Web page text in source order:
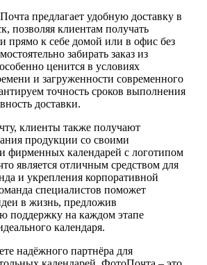
предлагает удобную доставку в
позволяя клиентам получать
прямо к себе домой или в офис без
забирать заказ из
ценится в условиях
и загруженности современного
точность сроков выполнения
доставки.
клиенты также получают
продукции со своими
фирменных календарей с логотипом
является отличным средством для
и укрепления корпоративной
специалистов поможет
в жизнь, предложив
поддержку на каждом этапе
календаря.
надёжного партнёра для